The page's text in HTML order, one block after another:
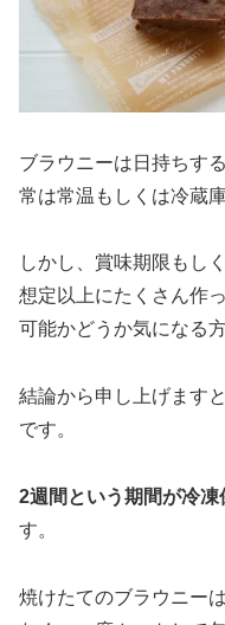
ブラウニーは日持ちす
常は常温もしくは冷蔵
しかし、賞味期限もし
想定以上にたくさん作
可能かどうか気になる
結論から申し上げます
です。
2週間という期間が冷
す。
焼けたてのブラウニー